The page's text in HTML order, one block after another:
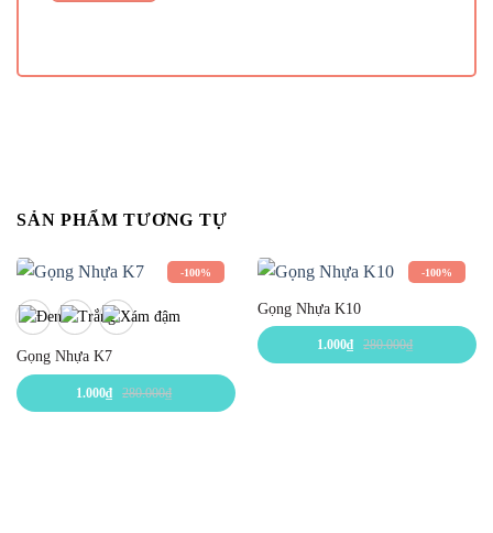
SẢN PHẨM TƯƠNG TỰ
-100%
Gọng Nhựa K7
1.000₫ 280.000₫
-100%
Gọng Nhựa K10
1.000₫ 280.000₫